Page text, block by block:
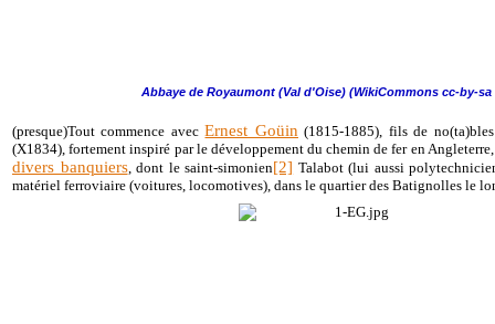
Abbaye de Royaumont (Val d'Oise) (WikiCommons cc-by-
(presque)Tout commence avecErnest Goüin (1815-1885), fils de
(X1834), fortement inspiré par le développement du chemin de fer en
divers banquiers, dont le saint-simonien[2] Talabot (lui aussi
matériel ferroviaire (voitures, locomotives), dans le quartier des Batignolles le